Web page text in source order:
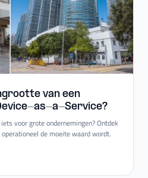
van een
​as-​a-​Service?
voor grote ondernemingen? Ontdek
de moeite waard wordt.